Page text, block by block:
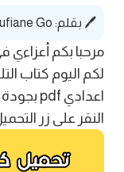
🖊️ بقلم: Go
لكم اليوم كتاب
النقر على زر